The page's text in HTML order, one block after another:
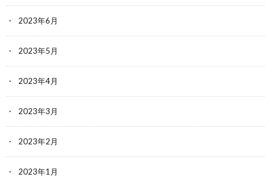
2023年6月
2023年5月
2023年4月
2023年3月
2023年2月
2023年1月